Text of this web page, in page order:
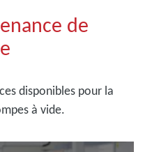
de
disponibles pour la
à vide.